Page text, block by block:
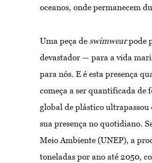
oceanos, onde permanecem
Uma peça de swimwearpode
devastador — para a vida
para nós. E é esta presença
começa a ser quantificada de
global de plástico ultrapassou
sua presença no quotidiano.
Meio Ambiente (UNEP), a
toneladas por ano até 2050,